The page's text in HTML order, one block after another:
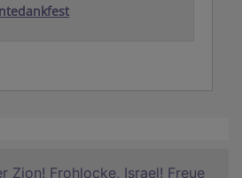
Zion! Frohlocke, Israel! Freue